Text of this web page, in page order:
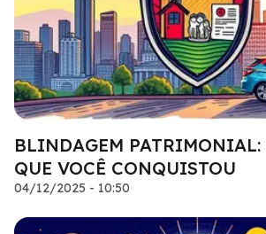
BLINDAGEM PATRIMONIAL:
QUE VOCÊ CONQUISTOU
04/12/2025 - 10:50